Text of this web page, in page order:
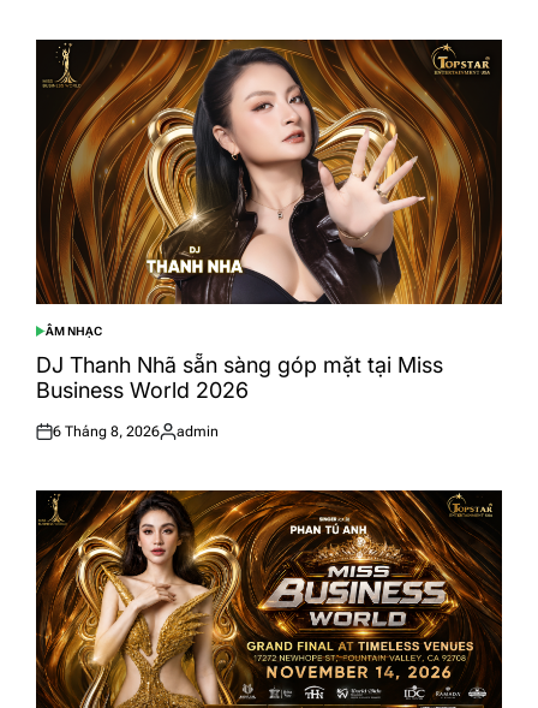
POSTED
IN
ÂM NHẠC
DJ Thanh Nhã sẵn sàng góp mặt tại Miss
Business World 2026
Posted
6 Tháng 8, 2026
Posted
admin